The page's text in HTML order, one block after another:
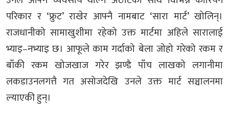
परिकार र ‘फ्रुट’ राखेर आफ्नै नामबाट ‘सारा मार्ट’ खोलिन्।
राजधानीको सामाखुशीमा रहेको उक्त मार्टमा अहिले सारालाई
भ्याइ–नभ्याइ छ। आफूले काम गर्दाको बेला जोहो गरेको रकम र
बाँकी रकम खोजखाज गरेर झण्डै पाँच लाखको लगानीमा
लकडाउनलगत्तै गत असोजदेखि उनले उक्त मार्ट सञ्चालनमा
ल्याएकी हुन्।